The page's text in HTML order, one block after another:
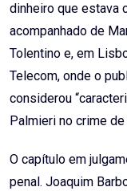
dinheiro que estava
acompanhado de
Tolentino e, em
Telecom, onde o
considerou
Palmieri no crime
O capítulo em
penal. Joaquim